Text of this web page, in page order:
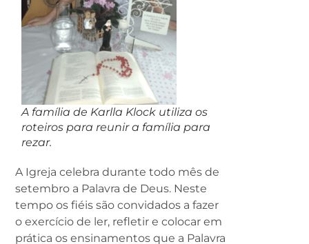
A família de Karlla Klock utiliza os
roteiros para reunir a família para
rezar.
A Igreja celebra durante todo mês de
setembro a Palavra de Deus. Neste
tempo os fiéis são convidados a fazer
o exercício de ler, refletir e colocar em
prática os ensinamentos que a Palavra